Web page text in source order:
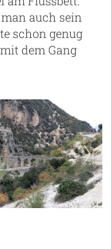
auch sein
schon genug
dem Gang